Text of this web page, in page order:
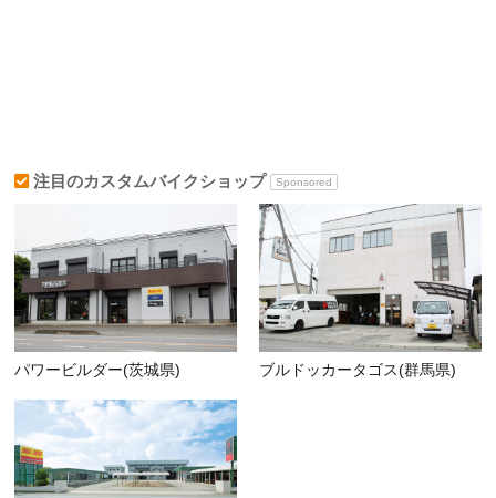
注目のカスタムバイクショップ Sponsored
パワービルダー(茨城県) ブルドッカータゴス(群馬県)